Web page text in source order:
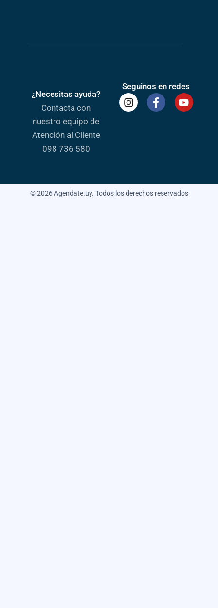
¿Necesitas ayuda?
Contacta con
nuestro equipo de
Atención al Cliente
098 736 580
Seguinos en redes
© 2026 Agendate.uy. Todos los derechos reservados